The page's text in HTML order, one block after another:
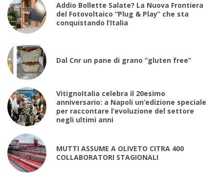
Addio Bollette Salate? La Nuova Frontiera
del Fotovoltaico “Plug & Play” che sta
conquistando l’Italia
Dal Cnr un pane di grano “gluten free”
VitignoItalia celebra il 20esimo
anniversario: a Napoli un’edizione speciale
per raccontare l’evoluzione del settore
negli ultimi anni
MUTTI ASSUME A OLIVETO CITRA 400
COLLABORATORI STAGIONALI